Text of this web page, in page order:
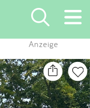
×
Anzeige